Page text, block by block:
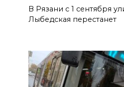
В Рязани с 1 сентября
Лыбедская перестанет